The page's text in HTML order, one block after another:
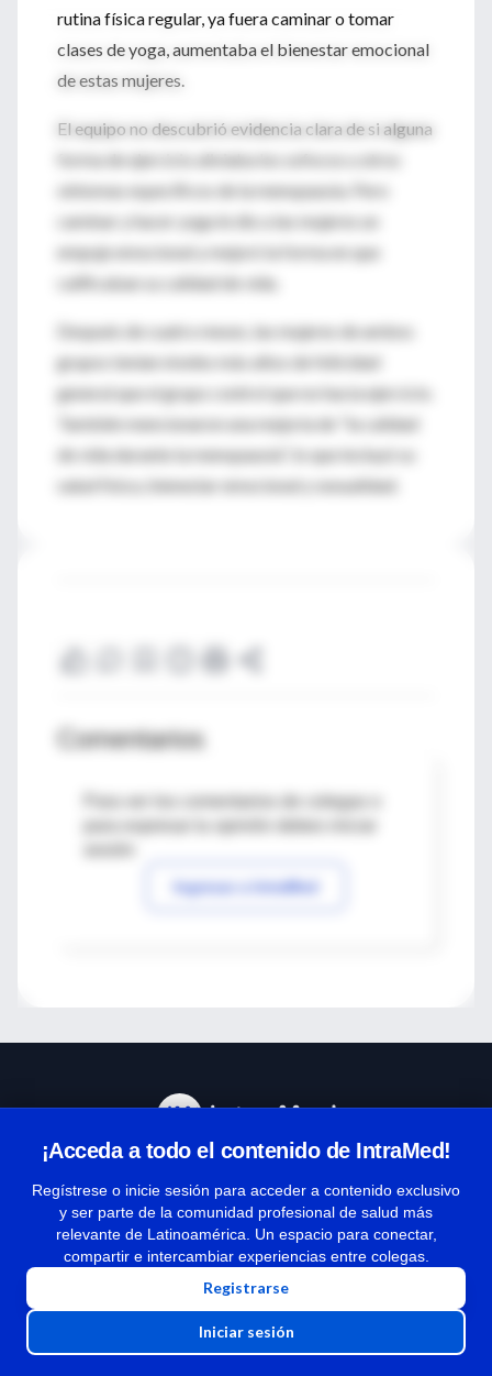
rutina física regular, ya fuera caminar o tomar
clases de yoga, aumentaba el bienestar emocional
de estas mujeres.
El equipo no descubrió evidencia clara de si alguna
forma de ejercicio aliviaba los sofocos u otros
síntomas específicos de la menopausia. Pero
caminar y hacer yoga le dio a las mujeres un
empuje emocional y mejoró la forma en que
calificaban su calidad de vida.
Después de cuatro meses, las mujeres de ambos
grupos tenían niveles más altos de felicidad
general que el grupo control que no hacía ejercicio.
También mencionaron una mejoría de "la calidad
de vida durante la menopausia", lo que incluyó su
salud física, bienestar emocional y sexualidad.
Comentarios
Para ver los comentarios de colegas o
Ingresar a IntraMed
¡Acceda a todo el contenido de IntraMed!
Regístrese o inicie sesión para acceder a contenido exclusivo
y ser parte de la comunidad profesional de salud más
relevante de Latinoamérica. Un espacio para conectar,
compartir e intercambiar experiencias entre colegas.
Registrarse
Iniciar sesión
Términos y condiciones
| Políticas de privacidad
| Todos los derechos reservados | Copyright 1997-2026